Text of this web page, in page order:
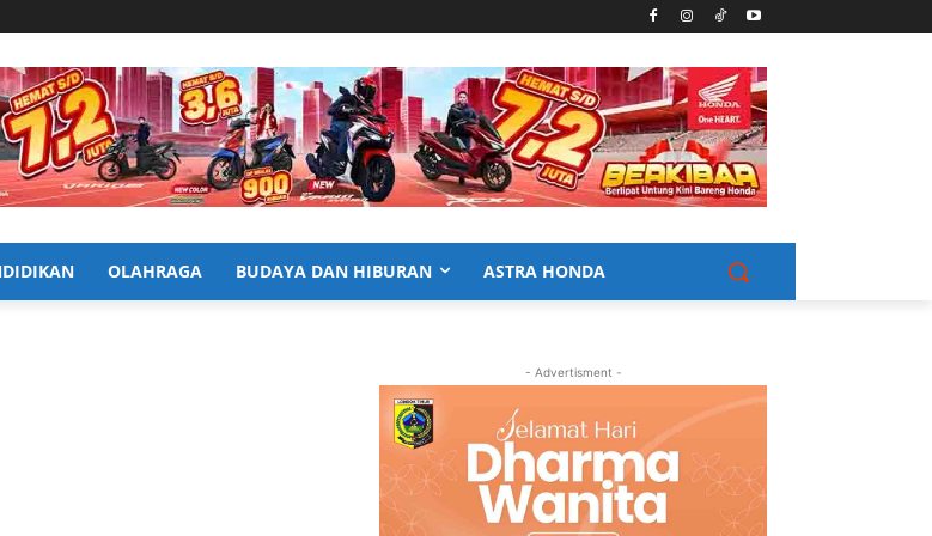
OLAHRAGA BUDAYA DAN HIBURAN ASTRA HONDA
- Advertisment -